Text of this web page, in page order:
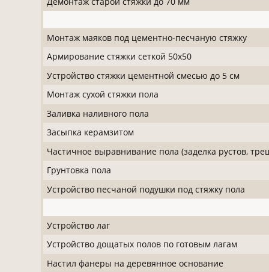
Монтаж маяков под цементно-песчаную стяжку
Армирование стяжки сеткой 50х50
Устройство стяжки цементной смесью до 5 см
Монтаж сухой стяжки пола
Заливка наливного пола
Засыпка керамзитом
Частичное выравнивание пола (заделка рустов,
Грунтовка пола
Устройство песчаной подушки под стяжку пола
Устройство лаг
Устройство дощатых полов по готовым лагам
Настил фанеры на деревянное основание